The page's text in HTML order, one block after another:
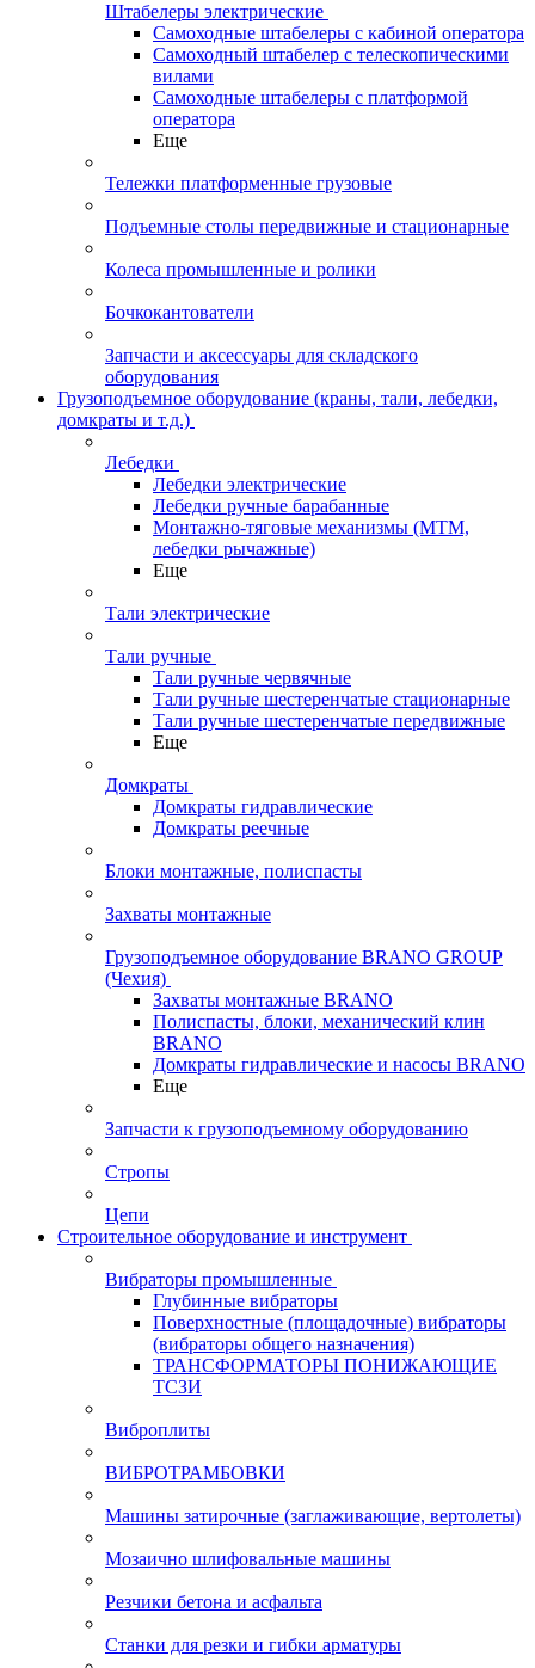
Штабелеры электрические
Самоходные штабелеры с кабиной оператора
Самоходный штабелер с телескопическими
вилами
Самоходные штабелеры с платформой
оператора
Еще
Тележки платформенные грузовые
Подъемные столы передвижные и стационарные
Колеса промышленные и ролики
Бочкокантователи
Запчасти и аксессуары для складского
оборудования
Грузоподъемное оборудование (краны, тали, лебедки,
домкраты и т.д.)
Лебедки
Лебедки электрические
Лебедки ручные барабанные
Монтажно-тяговые механизмы (МТМ,
лебедки рычажные)
Еще
Тали электрические
Тали ручные
Тали ручные червячные
Тали ручные шестеренчатые стационарные
Тали ручные шестеренчатые передвижные
Еще
Домкраты
Домкраты гидравлические
Домкраты реечные
Блоки монтажные, полиспасты
Захваты монтажные
Грузоподъемное оборудование BRANO GROUP
(Чехия)
Захваты монтажные BRANO
Полиспасты, блоки, механический клин
BRANO
Домкраты гидравлические и насосы BRANO
Еще
Запчасти к грузоподъемному оборудованию
Стропы
Цепи
Строительное оборудование и инструмент
Вибраторы промышленные
Глубинные вибраторы
Поверхностные (площадочные) вибраторы
(вибраторы общего назначения)
ТРАНСФОРМАТОРЫ ПОНИЖАЮЩИЕ
ТСЗИ
Виброплиты
ВИБРОТРАМБОВКИ
Машины затирочные (заглаживающие, вертолеты)
Мозаично шлифовальные машины
Резчики бетона и асфальта
Станки для резки и гибки арматуры